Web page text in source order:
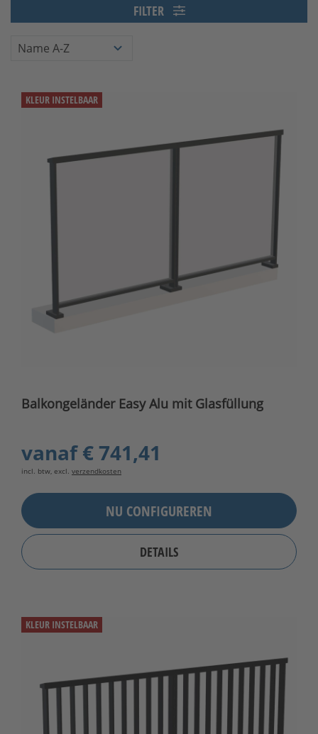
FILTER
KLEUR INSTELBAAR
Balkongeländer Easy Alu mit Glasfüllung
vanaf€ 741,41
incl. btw, excl. verzendkosten
NU CONFIGUREREN
DETAILS
KLEUR INSTELBAAR